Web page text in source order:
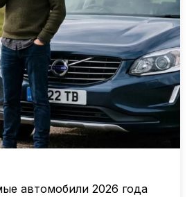
автомобили 2026 года